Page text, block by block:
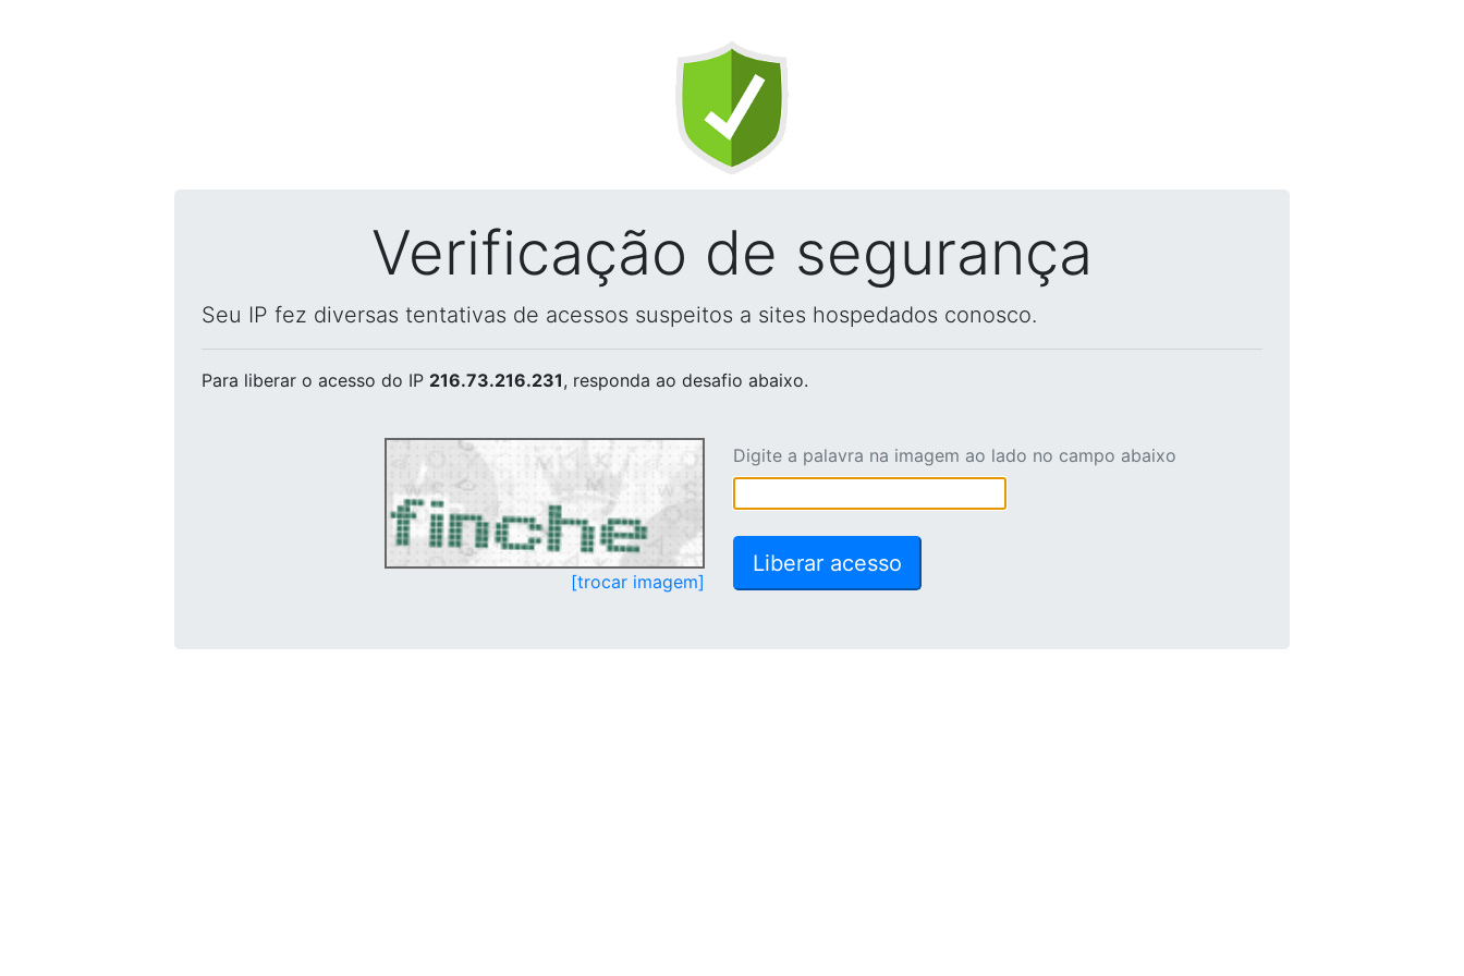
Verificação de segurança
Seu IP fez diversas tentativas de acessos suspeitos a sites hospedados conosco.
Para liberar o acesso do IP 216.73.216.231, responda ao desafio abaixo.
[trocar imagem]
Digite a palavra na imagem ao lado no campo abaixo